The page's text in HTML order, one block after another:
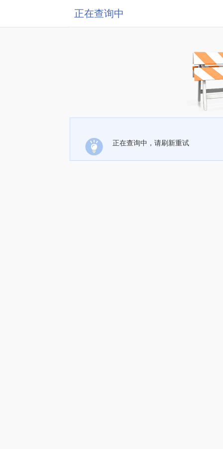
正在查询中
正在查询中，请刷新重试